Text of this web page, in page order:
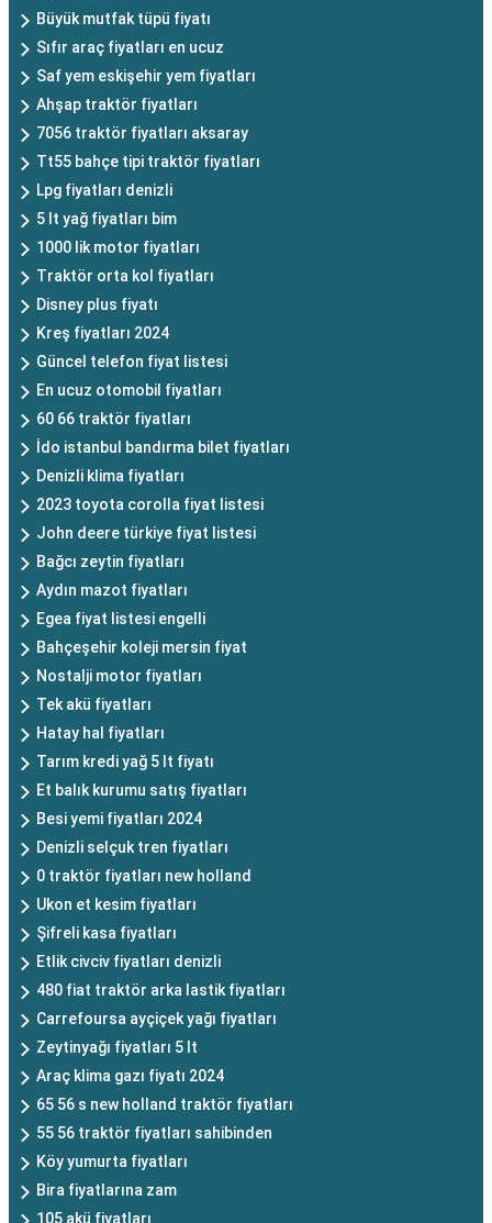
Büyük mutfak tüpü fiyatı
Sıfır araç fiyatları en ucuz
Saf yem eskişehir yem fiyatları
Ahşap traktör fiyatları
7056 traktör fiyatları aksaray
Tt55 bahçe tipi traktör fiyatları
Lpg fiyatları denizli
5 lt yağ fiyatları bim
1000 lik motor fiyatları
Traktör orta kol fiyatları
Disney plus fiyatı
Kreş fiyatları 2024
Güncel telefon fiyat listesi
En ucuz otomobil fiyatları
60 66 traktör fiyatları
İdo istanbul bandırma bilet fiyatları
Denizli klima fiyatları
2023 toyota corolla fiyat listesi
John deere türkiye fiyat listesi
Bağcı zeytin fiyatları
Aydın mazot fiyatları
Egea fiyat listesi engelli
Bahçeşehir koleji mersin fiyat
Nostalji motor fiyatları
Tek akü fiyatları
Hatay hal fiyatları
Tarım kredi yağ 5 lt fiyatı
Et balık kurumu satış fiyatları
Besi yemi fiyatları 2024
Denizli selçuk tren fiyatları
0 traktör fiyatları new holland
Ukon et kesim fiyatları
Şifreli kasa fiyatları
Etlik civciv fiyatları denizli
480 fiat traktör arka lastik fiyatları
Carrefoursa ayçiçek yağı fiyatları
Zeytinyağı fiyatları 5 lt
Araç klima gazı fiyatı 2024
65 56 s new holland traktör fiyatları
55 56 traktör fiyatları sahibinden
Köy yumurta fiyatları
Bira fiyatlarına zam
105 akü fiyatları